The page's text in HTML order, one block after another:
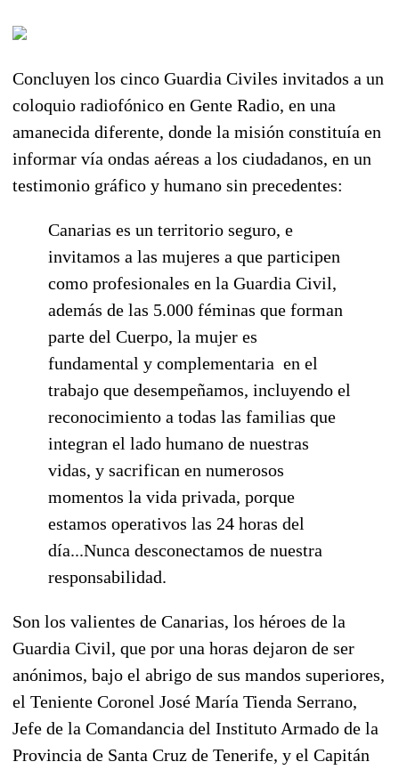
Concluyen los cinco Guardia Civiles invitados a un
coloquio radiofónico en Gente Radio, en una
amanecida diferente, donde la misión constituía en
informar vía ondas aéreas a los ciudadanos, en un
testimonio gráfico y humano sin precedentes:
Canarias es un territorio seguro, e
invitamos a las mujeres a que participen
como profesionales en la Guardia Civil,
además de las 5.000 féminas que forman
parte del Cuerpo, la mujer es
fundamental y complementaria en el
trabajo que desempeñamos, incluyendo el
reconocimiento a todas las familias que
integran el lado humano de nuestras
vidas, y sacrifican en numerosos
momentos la vida privada, porque
estamos operativos las 24 horas del
día...Nunca desconectamos de nuestra
responsabilidad.
Son los valientes de Canarias, los héroes de la
Guardia Civil, que por una horas dejaron de ser
anónimos, bajo el abrigo de sus mandos superiores,
el Teniente Coronel José María Tienda Serrano,
Jefe de la Comandancia del Instituto Armado de la
Provincia de Santa Cruz de Tenerife, y el Capitán